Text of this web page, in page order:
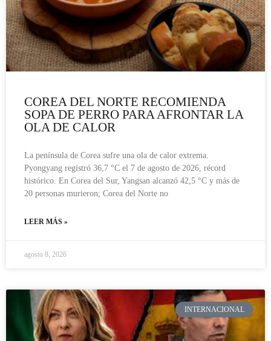
COREA DEL NORTE RECOMIENDA
SOPA DE PERRO PARA AFRONTAR LA
OLA DE CALOR
La península de Corea sufre una ola de calor extrema.
Pyongyang registró 36,7 °C el 7 de agosto de 2026, récord
histórico. En Corea del Sur, Yangsan alcanzó 42,5 °C y más de
20 personas murieron; Corea del Norte no
LEER MÁS »
agosto 8, 2026
INTERNACIONAL